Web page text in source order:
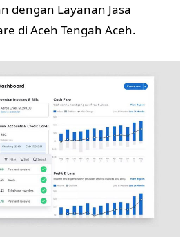
dengan Layanan Jasa
di Aceh Tengah Aceh.